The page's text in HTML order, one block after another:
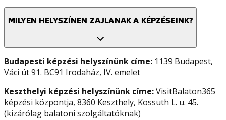
MILYEN HELYSZÍNEN ZAJLANAK A KÉPZÉSEINK?
Budapesti képzési helyszínünk címe: 1139 Budapest,
Váci út 91. BC91 Irodaház, IV. emelet
Keszthelyi képzési helyszínünk címe:VisitBalaton365
képzési központja, 8360 Keszthely, Kossuth L. u. 45.
(kizárólag balatoni szolgáltatóknak)